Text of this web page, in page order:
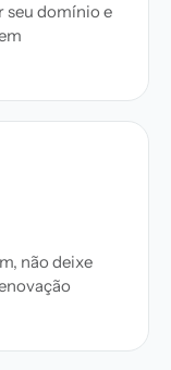
seu domínio e
não deixe